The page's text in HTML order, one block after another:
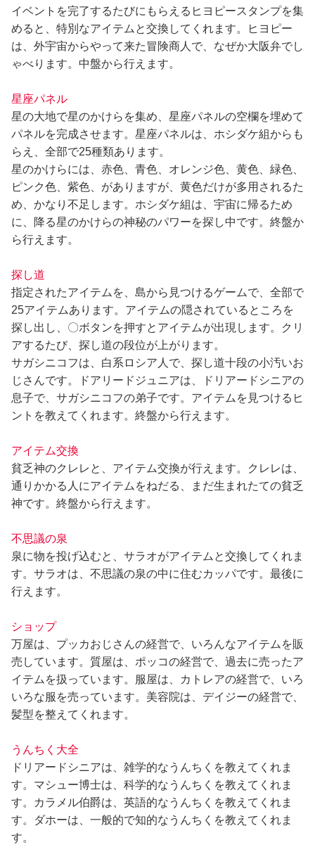
イベントを完了するたびにもらえるヒヨピースタンプを集
めると、特別なアイテムと交換してくれます。ヒヨピー
は、外宇宙からやって来た冒険商人で、なぜか大阪弁でし
ゃべります。中盤から行えます。
星座パネル
星の大地で星のかけらを集め、星座パネルの空欄を埋めて
パネルを完成させます。星座パネルは、ホシダケ組からも
らえ、全部で25種類あります。
星のかけらには、赤色、青色、オレンジ色、黄色、緑色、
ピンク色、紫色、がありますが、黄色だけが多用されるた
め、かなり不足します。ホシダケ組は、宇宙に帰るため
に、降る星のかけらの神秘のパワーを探し中です。終盤か
ら行えます。
探し道
指定されたアイテムを、島から見つけるゲームで、全部で
25アイテムあります。アイテムの隠されているところを
探し出し、〇ボタンを押すとアイテムが出現します。クリ
アするたび、探し道の段位が上がります。
サガシニコフは、白系ロシア人で、探し道十段の小汚いお
じさんです。ドアリードジュニアは、ドリアードシニアの
息子で、サガシニコフの弟子です。アイテムを見つけるヒ
ントを教えてくれます。終盤から行えます。
アイテム交換
貧乏神のクレレと、アイテム交換が行えます。クレレは、
通りかかる人にアイテムをねだる、まだ生まれたての貧乏
神です。終盤から行えます。
不思議の泉
泉に物を投げ込むと、サラオがアイテムと交換してくれま
す。サラオは、不思議の泉の中に住むカッパです。最後に
行えます。
ショップ
万屋は、プッカおじさんの経営で、いろんなアイテムを販
売しています。質屋は、ポッコの経営で、過去に売ったア
イテムを扱っています。服屋は、カトレアの経営で、いろ
いろな服を売っています。美容院は、デイジーの経営で、
髪型を整えてくれます。
うんちく大全
ドリアードシニアは、雑学的なうんちくを教えてくれま
す。マシュー博士は、科学的なうんちくを教えてくれま
す。カラメル伯爵は、英語的なうんちくを教えてくれま
す。ダホーは、一般的で知的なうんちくを教えてくれま
す。